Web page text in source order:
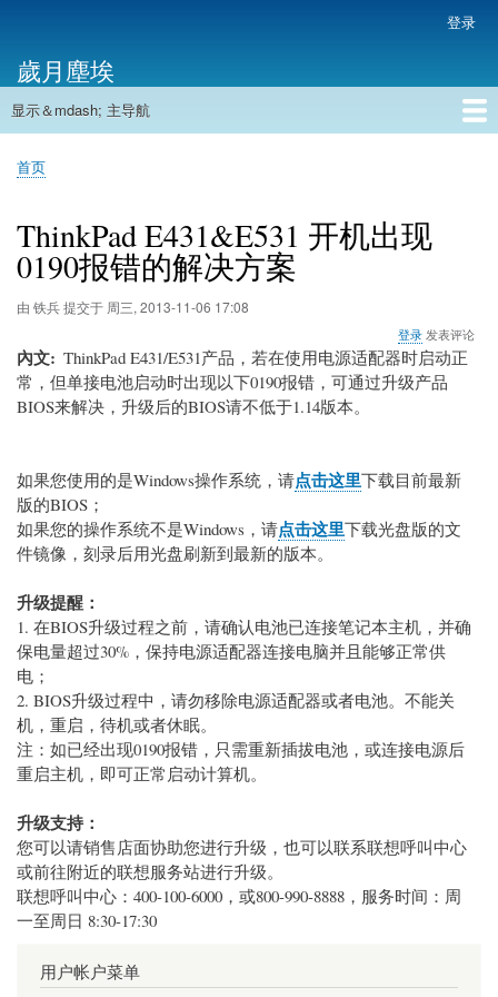
主
内
帐
户
菜
单
登录
歲月塵埃
主
航
显示＆mdash; 主导航
首页
面
屑
首页
ThinkPad E431&E531 开机出现
0190报错的解决方案
由 铁兵提交于 周三, 2013-11-06 17:08
登录 发表评论
內文
ThinkPad E431/E531产品，若在使用电源适配器时启动正
常，但单接电池启动时出现以下0190报错，可通过升级产品
BIOS来解决，升级后的BIOS请不低于1.14版本。
如果您使用的是Windows操作系统，请点击这里下载目前最新
版的BIOS；
如果您的操作系统不是Windows，请点击这里下载光盘版的文
件镜像，刻录后用光盘刷新到最新的版本。
升级提醒：
1. 在BIOS升级过程之前，请确认电池已连接笔记本主机，并确
保电量超过30%，保持电源适配器连接电脑并且能够正常供
电；
2. BIOS升级过程中，请勿移除电源适配器或者电池。不能关
机，重启，待机或者休眠。
注：如已经出现0190报错，只需重新插拔电池，或连接电源后
重启主机，即可正常启动计算机。
升级支持：
您可以请销售店面协助您进行升级，也可以联系联想呼叫中心
或前往附近的联想服务站进行升级。
联想呼叫中心：400-100-6000，或800-990-8888，服务时间：周
一至周日 8:30-17:30
用户帐户菜单